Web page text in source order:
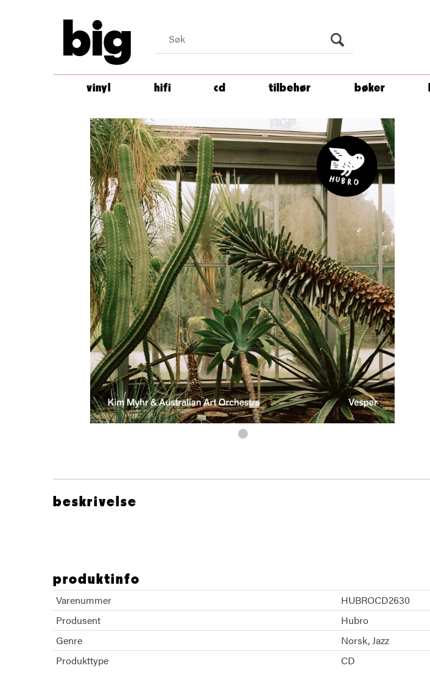
big
vinyl hifi cd tilbehør bøker
beskrivelse
produktinfo
Varenummer
HUBROCD2630
Produsent
Hubro
Genre
Norsk Jazz
Produkttype
CD